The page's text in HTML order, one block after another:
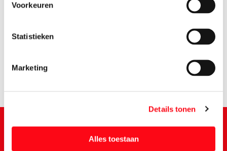
Voorkeuren
Statistieken
Marketing
Details tonen
Alles toestaan
1.19